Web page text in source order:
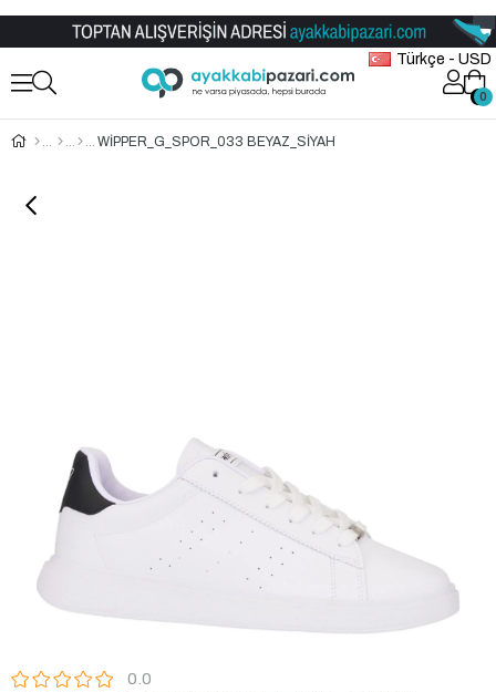
Türkçe - USD
00
WİPPER_G_SPOR_033 BEYAZ_SİYAH
0.0